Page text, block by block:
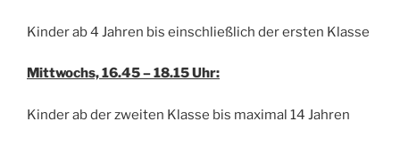
Kinder ab 4 Jahren bis einschließlich der ersten Klasse
Mittwochs, 16.45 – 18.15 Uhr:
Kinder ab der zweiten Klasse bis maximal 14 Jahren